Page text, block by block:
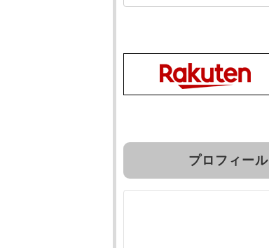
プロフィール